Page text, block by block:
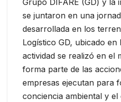
se juntaron en una
desarrollada en los
Logístico GD, ubicado en
actividad se realizó en el
forma parte de las
empresas ejecutan para
conciencia ambiental y